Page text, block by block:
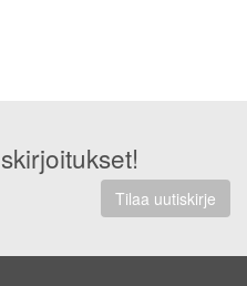
Tilaa uutiskirje